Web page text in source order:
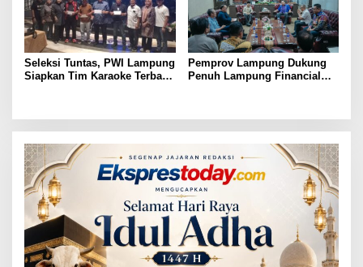
Seleksi Tuntas, PWI Lampung
Siapkan Tim Karaoke Terbaik
Pemprov Lampung Dukung
Penuh Lampung Financial